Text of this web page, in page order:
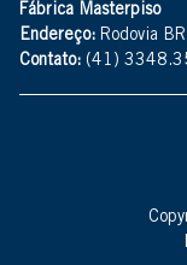
Fábrica Masterpiso
Endereço: Rodovia
Contato: (41)